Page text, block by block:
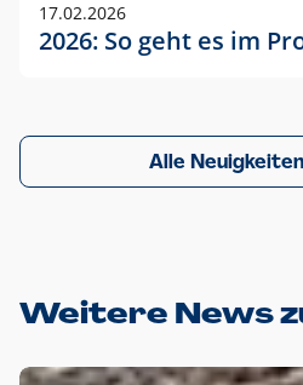
17.02.2026
2026: So geht es im
Alle
Weitere News